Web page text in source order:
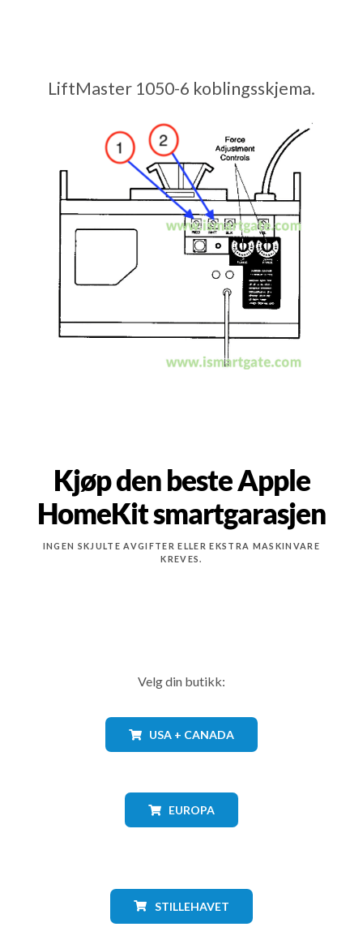
LiftMaster 1050-6 koblingsskjema.
Kjøp den beste Apple
HomeKit smartgarasjen
INGEN SKJULTE AVGIFTER ELLER EKSTRA MASKINVARE
KREVES.
Velg din butikk:
USA + CANADA
EUROPA
STILLEHAVET